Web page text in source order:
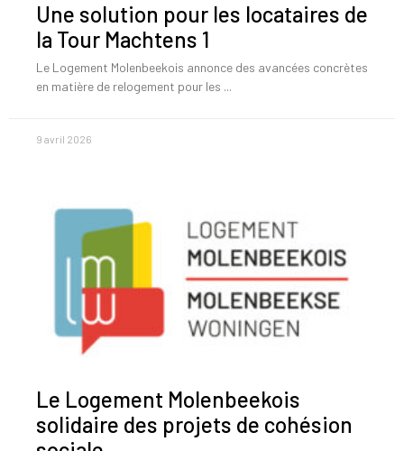
Une solution pour les locataires de
la Tour Machtens 1
Le Logement Molenbeekois annonce des avancées concrètes
en matière de relogement pour les
9 avril 2026
Le Logement Molenbeekois
solidaire des projets de cohésion